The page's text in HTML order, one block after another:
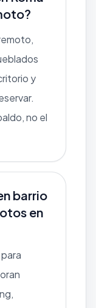
y
no el
barrio
en